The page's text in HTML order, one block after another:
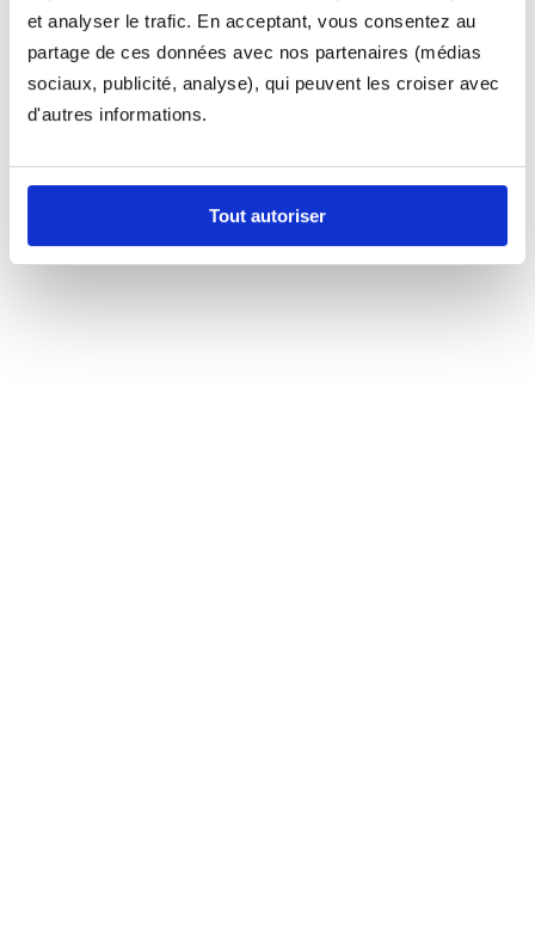
et analyser le trafic. En acceptant, vous consentez au
partage de ces données avec nos partenaires (médias
sociaux, publicité, analyse), qui peuvent les croiser avec
d'autres informations.
Tout autoriser